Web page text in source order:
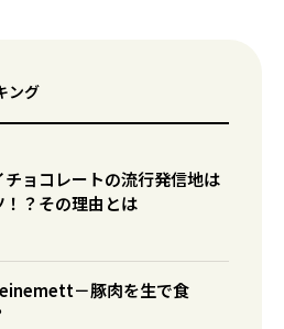
ング
チョコレートの流行発信地は
！？その理由とは
－豚肉を生で食